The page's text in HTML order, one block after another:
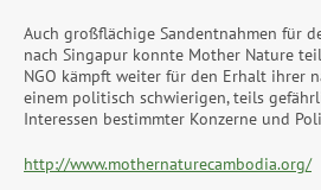
Auch großflächige Sandentnahmen für
nach Singapur konnte Mother Nature
NGO kämpft weiter für den Erhalt ihrer
einem politisch schwierigen, teils
Interessen bestimmter Konzerne und
http://www.mothernaturecambodia.org/